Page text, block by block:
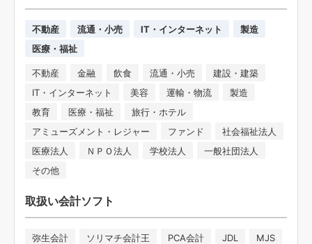
不動産 流通・小売 IT・インターネット
製造
医療・福祉
不動産 金融 飲食 流通・小売
建設・建築
IT・インターネット
美容 運輸・物流
製造
教育
医療・福祉
旅行・ホテル
アミューズメント・レジャー
ファンド
社会福祉法人
医療法人
ＮＰＯ法人 学校法人
一般社団法人
その他
取扱い会計ソフト
弥生会計 ソリマチ会計王 PCA会計 JDL
MJS